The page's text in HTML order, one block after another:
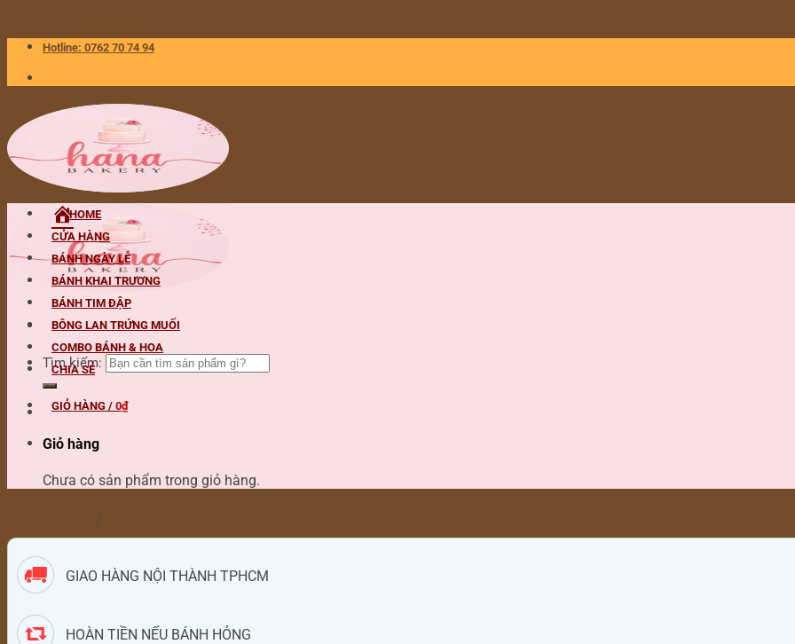
Hotline: 0762 70 74 94
Tìm kiếm:
HOME
CỬA HÀNG
BÁNH NGÀY LỄ
BÁNH KHAI TRƯƠNG
BÁNH TIM ĐẬP
BÔNG LAN TRỨNG MUỐI
COMBO BÁNH & HOA
CHIA SẺ
GIỎ HÀNG / 0₫
Giỏ hàng
Chưa có sản phẩm trong giỏ hàng.
/
GIAO HÀNG NỘI THÀNH TPHCM
HOÀN TIỀN NẾU BÁNH HỎNG